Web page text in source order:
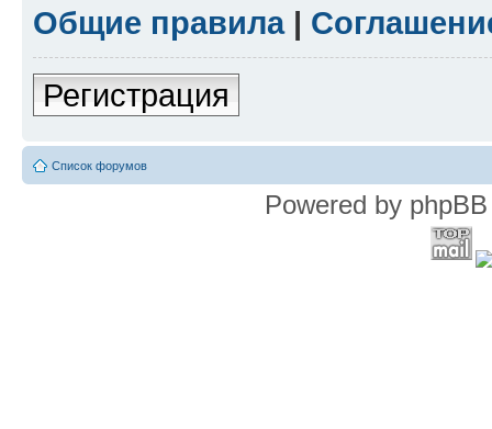
Общие правила|
Регистрация
Список форумов
Powered by